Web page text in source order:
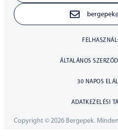
ÁLTALÁNOS
30 NAPOS
ADATKEZELÉSI
Copyright © 2026 Bergepek.